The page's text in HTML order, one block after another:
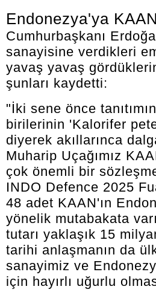
Endonezya'ya KAAN
Cumhurbaşkanı
sanayisine verdikleri
yavaş yavaş
şunları kaydetti:
"İki sene önce
birilerinin 'Kalorifer
diyerek akıllarınca
Muharip Uçağımız
çok önemli bir
INDO Defence 2025
48 adet KAAN'ın
yönelik mutabakata
tutarı yaklaşık 15
tarihi anlaşmanın da
sanayimiz ve
için hayırlı uğurlu